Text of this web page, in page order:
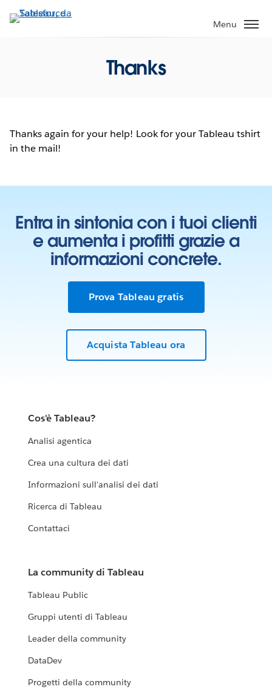
Passa
Menu
Thanks
Thanks again for your help! Look for your Tableau tshirt
in the mail!
Entra in sintonia con i tuoi clienti
e aumenta i profitti grazie a
informazioni concrete.
Prova Tableau gratis
Acquista Tableau ora
Cos'è Tableau?
Analisi agentica
Crea una cultura dei dati
Informazioni sull'analisi dei dati
Ricerca di Tableau
Contattaci
La community di Tableau
Tableau Public
Gruppi utenti di Tableau
Leader della community
DataDev
Progetti della community